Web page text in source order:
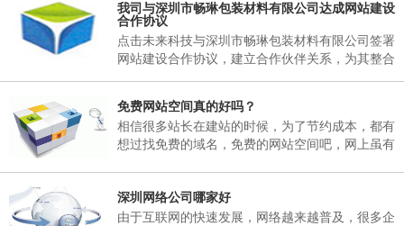
下： 一、春节放假时间：为02月06日至02月25
日，02月25日(星期天)正常上班。 二、各部门接
通知后，妥善安排好值班工作，并将各部门值班表
于2018年02月06日下午17：00以前报公司办公
室。 三、各部门要...
我司与深圳市畅琳包装材料有限公司达成网站建设
合作协议
点击未来科技与深圳市畅琳包装材料有限公司签署
网站建设合作协议，建立合作伙伴关系，为其整合
免费网站空间真的好吗？
相信很多站长在建站的时候，为了节约成本，都有
想过找免费的域名，免费的网站空间吧，网上虽有
空间有哪些弊端。
深圳网络公司哪家好
由于互联网的快速发展，网络越来越普及，很多企